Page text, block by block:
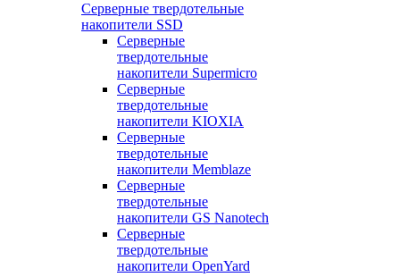
Серверные твердотельные
накопители SSD
Cерверные
твердотельные
накопители Supermicro
Cерверные
твердотельные
накопители KIOXIA
Cерверные
твердотельные
накопители Memblaze
Cерверные
твердотельные
накопители GS Nanotech
Серверные
твердотельные
накопители OpenYard